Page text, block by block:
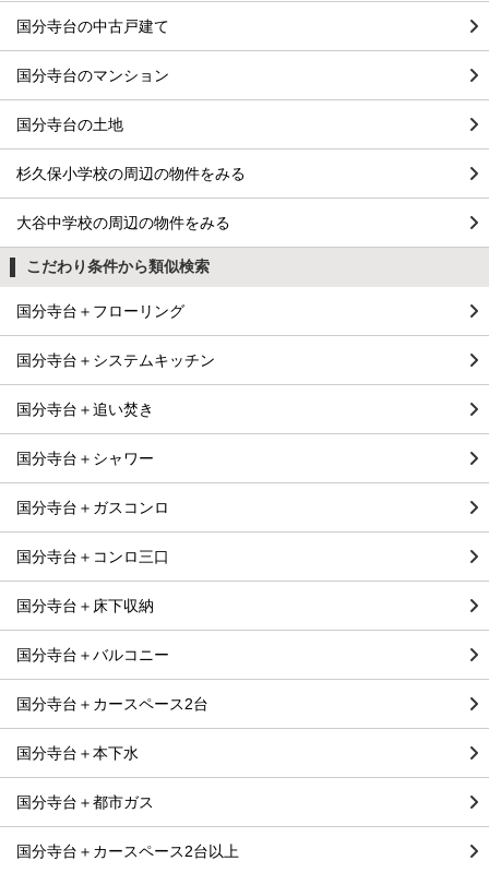
国分寺台の中古戸建て
国分寺台のマンション
国分寺台の土地
杉久保小学校の周辺の物件をみる
大谷中学校の周辺の物件をみる
こだわり条件から類似検索
国分寺台＋フローリング
国分寺台＋システムキッチン
国分寺台＋追い焚き
国分寺台＋シャワー
国分寺台＋ガスコンロ
国分寺台＋コンロ三口
国分寺台＋床下収納
国分寺台＋バルコニー
国分寺台＋カースペース2台
国分寺台＋本下水
国分寺台＋都市ガス
国分寺台＋カースペース2台以上